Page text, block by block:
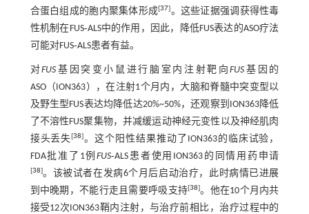
合蛋白组成的胞内聚集体形成[37]。这些证据强调获得性毒
性机制在FUS‐ALS中的作用，因此，降低FUS表达的ASO疗法
可能对FUS‐ALS患者有益。
对FUS 基因突变小鼠进行脑室内注射靶向FUS 基因的
ASO（ION363），在注射1个月内，大脑和脊髓中突变型以
及野生型FUS表达均降低达20%~50%，还观察到ION363降低
了不溶性FUS聚集物，并减缓运动神经元变性以及神经肌肉
接头丢失[38]。这个阳性结果推动了ION363的临床试验，
FDA批准了1例FUS‐ALS患者使用ION363的同情用药申请
[38]。该被试者在发病6个月后启动治疗，此时病情已进展
到中晚期，不能行走且需要呼吸支持[38]。他在10个月内共
接受12次ION363鞘内注射，与治疗前相比，治疗过程中的